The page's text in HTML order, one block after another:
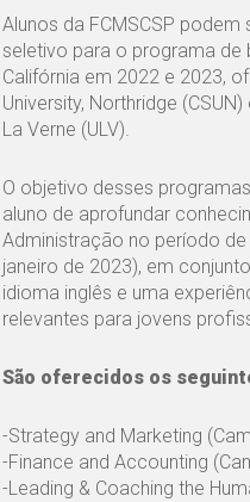
Alunos da FCMSCSP
seletivo para o programa de
Califórnia em 2022 e 2023,
University, Northridge
La Verne (ULV).
O objetivo desses
aluno de aprofundar
Administração no período
janeiro de 2023), em
idioma inglês e uma
relevantes para jovens
São oferecidos os
-Strategy and Marketing
-Finance and Accounting
-Leading & Coaching the